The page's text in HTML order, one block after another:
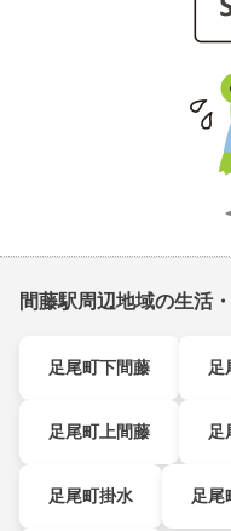
間藤駅周辺地域の生活
足尾町下間藤 足
足尾町上間藤 足
足尾町掛水 足尾